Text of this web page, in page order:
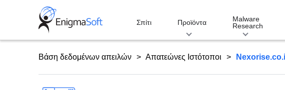
Σπίτι Προϊόντα
Malware
Research
Βάση δεδομένων απειλών Απατεώνες Ιστότοποι